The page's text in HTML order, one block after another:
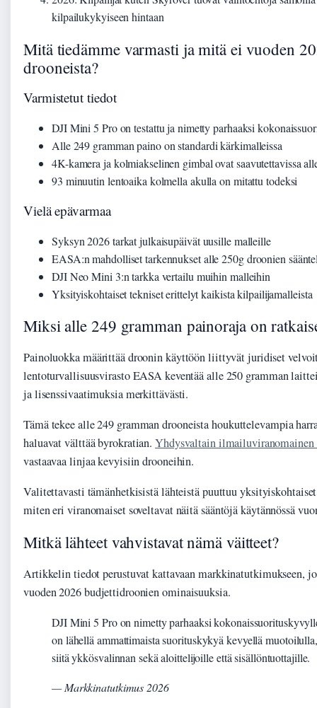
kilpailukykyiseen hintaan
Mitä tiedämme varmasti ja mitä ei vuoden
drooneista?
Varmistetut tiedot
DJI Mini 5 Pro on testattu ja nimetty parhaaksi
Alle 249 gramman paino on standardi kärkimalleissa
4K-kamera ja kolmiakselinen gimbal ovat saavutettavissa
93 minuutin lentoaika kolmella akulla on mitattu todeksi
Vielä epävarmaa
Syksyn 2026 tarkat julkaisupäivät uusille malleille
EASA:n mahdolliset tarkennukset alle 250g droonien
DJI Neo Mini 3:n tarkka vertailu muihin malleihin
Yksityiskohtaiset tekniset erittelyt kaikista kilpailijamalleista
Miksi alle 249 gramman painoraja on
Painoluokka määrittää droonin käyttöön liittyvät juridiset
lentoturvallisuusvirasto EASA keventää alle 250 gramman
ja lisenssivaatimuksia merkittävästi.
Tämä tekee alle 249 gramman drooneista houkuttelevampia
haluavat välttää byrokratian. Yhdysvaltain
vastaavaa linjaa kevyisiin drooneihin.
Valitettavasti tämänhetkisistä lähteistä puuttuu
miten eri viranomaiset soveltavat näitä sääntöjä käytännössä
Mitkä lähteet vahvistavat nämä väitteet?
Artikkelin tiedot perustuvat kattavaan markkinatutkimukseen,
vuoden 2026 budjettidroonien ominaisuuksia.
DJI Mini 5 Pro on nimetty parhaaksi
on lähellä ammattimaista suorituskykyä kevyellä
siitä ykkösvalinnan sekä aloittelijoille että sisällöntuottajille.
— Markkinatutkimus 2026